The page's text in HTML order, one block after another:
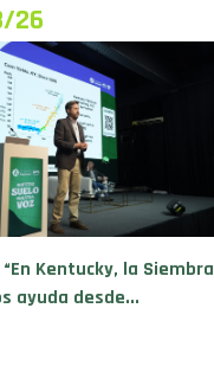
26
Kentucky, la Siembra
ayuda desde...